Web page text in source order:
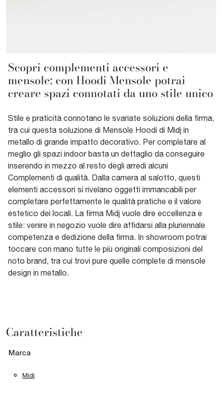
Scopri complementi accessori e
mensole: con Hoodi Mensole potrai
creare spazi connotati da uno stile unico
Stile e praticità connotano le svariate soluzioni della firma,
tra cui questa soluzione di Mensole Hoodi di Midj in
metallo di grande impatto decorativo. Per completare al
meglio gli spazi indoor basta un dettaglio da conseguire
inserendo in mezzo al resto degli arredi alcuni
Complementi di qualità. Dalla camera al salotto, questi
elementi accessori si rivelano oggetti immancabili per
completare perfettamente le qualità pratiche e il valore
estetico dei locali. La firma Midj vuole dire eccellenza e
stile: venire in negozio vuole dire affidarsi alla pluriennale
competenza e dedizione della firma. In showroom potrai
toccare con mano tutte le più originali composizioni del
noto brand, tra cui trovi pure quelle complete di mensole
design in metallo.
Caratteristiche
Marca
Midj